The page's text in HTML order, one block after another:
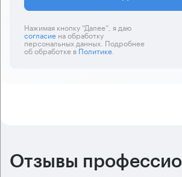
Нажимая кнопку “Далее”, я даю
согласиена обработку
персональных данных. Подробнее
об обработке вПолитике.
Отзывы